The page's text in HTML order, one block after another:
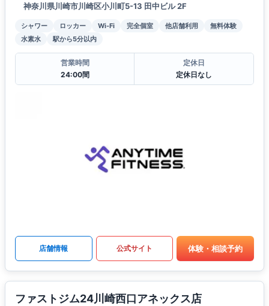
神奈川県川崎市川崎区小川町5-13 田中ビル 2F
シャワー ロッカー Wi-Fi 完全個室 他店舗利用
無料体験
水素水
駅から5分以内
営業時間
24:00間
定休日
定休日なし
店舗情報 公式サイト 体験・相談予約
ファストジム24川崎西口アネックス店